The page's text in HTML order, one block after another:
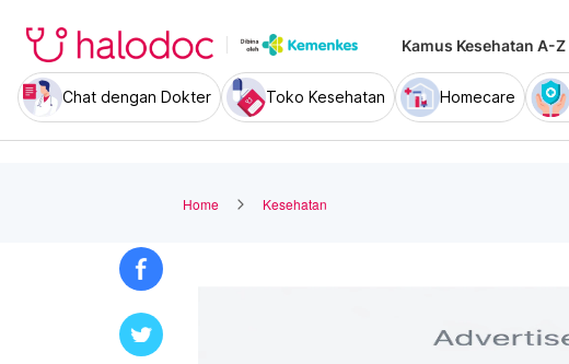
Kamus Kesehatan A-Z
Chat dengan Dokter Toko Kesehatan Homecare
Home Kesehatan